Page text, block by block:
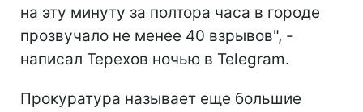
на эту минуту за полтора часа в городе
прозвучало не менее 40 взрывов", -
написал Терехов ночью в Telegram.
Прокуратура называет еще большие